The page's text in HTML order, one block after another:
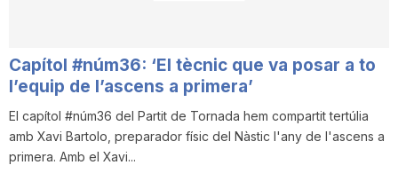
Capítol #núm36: ‘El tècnic que va posar a to
l’equip de l’ascens a primera’
El capítol #núm36 del Partit de Tornada hem compartit tertúlia
amb Xavi Bartolo, preparador físic del Nàstic l'any de l'ascens a
primera. Amb el Xavi...